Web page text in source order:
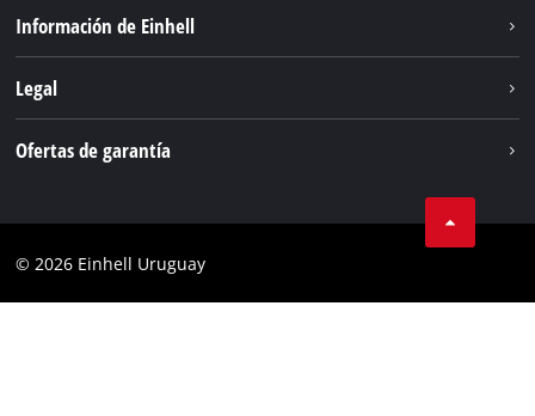
Servicio
Información de Einhell
Legal
Cumplimiento
Ofertas de garantía
Garantía PurePower Brushless
© 2026 Einhell Uruguay